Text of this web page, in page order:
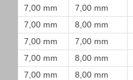
7,00 mm 7,00 mm
7,00 mm
8,00 mm
7,00 mm
7,00 mm
7,00 mm
8,00 mm
7,00 mm
8,00 mm